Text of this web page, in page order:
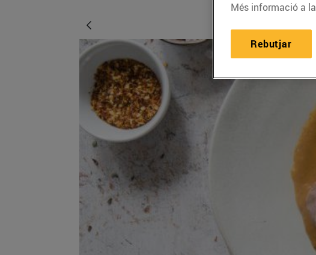
Més informació a la
Rebutjar